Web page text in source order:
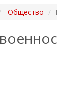
Общество